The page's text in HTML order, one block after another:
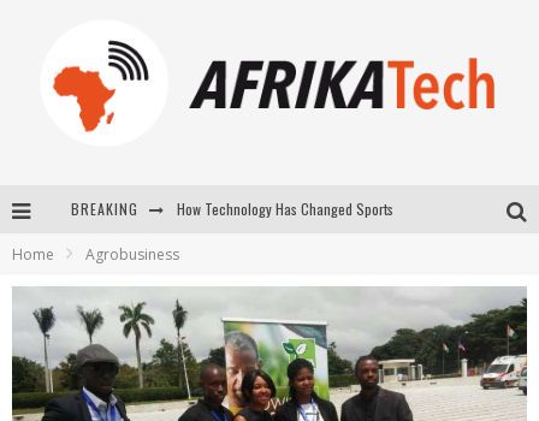
BREAKING
New to online sports betting? Consider These Tips to Play Your First Online Sports Betting Successfully
Home Agrobusiness